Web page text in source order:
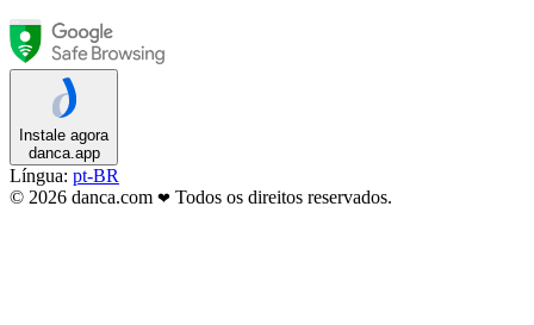
Instale agora
danca.app
Língua: pt-BR
© 2026 danca.com ❤ Todos os direitos reservados.